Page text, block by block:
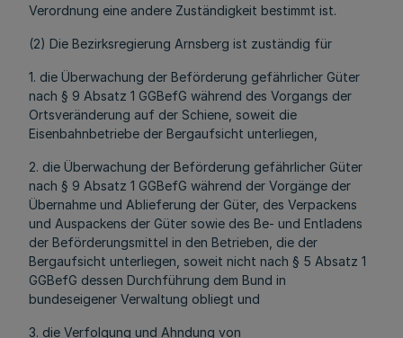
Verordnung eine andere Zuständigkeit bestimmt ist.
(2) Die Bezirksregierung Arnsberg ist zuständig für
1. die Überwachung der Beförderung gefährlicher Güter
nach § 9 Absatz 1 GGBefG während des Vorgangs der
Ortsveränderung auf der Schiene, soweit die
Eisenbahnbetriebe der Bergaufsicht unterliegen,
2. die Überwachung der Beförderung gefährlicher Güter
nach § 9 Absatz 1 GGBefG während der Vorgänge der
Übernahme und Ablieferung der Güter, des Verpackens
und Auspackens der Güter sowie des Be- und Entladens
der Beförderungsmittel in den Betrieben, die der
Bergaufsicht unterliegen, soweit nicht nach § 5 Absatz 1
GGBefG dessen Durchführung dem Bund in
bundeseigener Verwaltung obliegt und
3. die Verfolgung und Ahndung von